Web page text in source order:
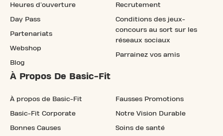
Heures d'ouverture
Day Pass
Partenariats
Webshop
Blog
Recrutement
Conditions des jeux-
concours au sort sur les
réseaux sociaux
Parrainez vos amis
À Propos De Basic-Fit
À propos de Basic-Fit
Basic-Fit Corporate
Bonnes Causes
Fausses Promotions
Notre Vision Durable
Soins de santé